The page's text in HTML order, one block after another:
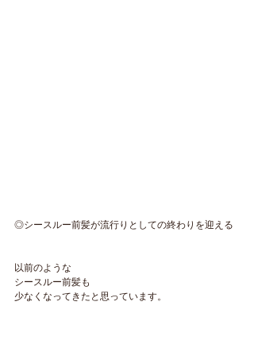
◎シースルー前髪が流行りとしての終わりを迎える
以前のような
シースルー前髪も
少なくなってきたと思っています。